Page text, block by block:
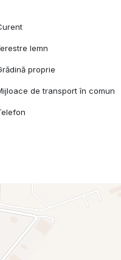
lemn
proprie
de transport în comun